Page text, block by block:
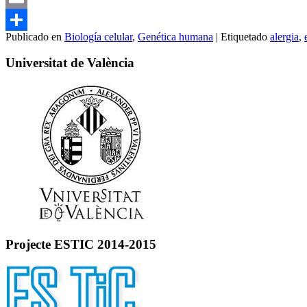
Email
Compartir
Publicado en Biología celular, Genética humana | Etiquetado alergia,
Universitat de València
Projecte ESTIC 2014-2015